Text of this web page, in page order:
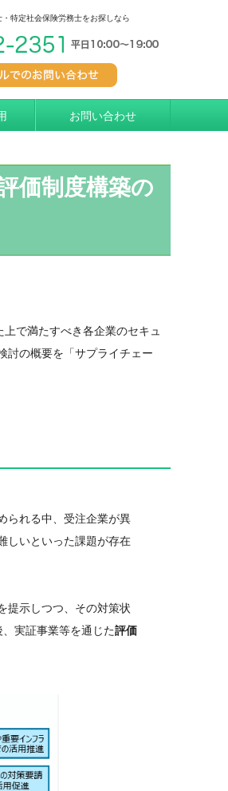
特定社会保険労務士をお探しなら
お問い合わせ
価制度構築の
で満たすべき各企業のセキュ
討の概要を「サプライチェー
られる中、受注企業が異
しいといった課題が存在
提示しつつ、その対策状
実証事業等を通じた評価